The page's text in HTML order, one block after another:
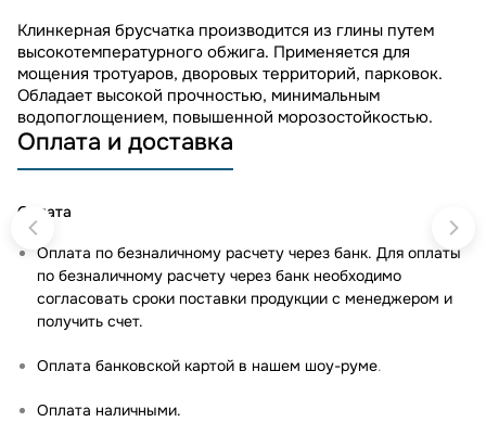
Клинкерная брусчатка производится из глины путем
высокотемпературного обжига. Применяется для
мощения тротуаров, дворовых территорий, парковок.
Обладает высокой прочностью, минимальным
водопоглощением, повышенной морозостойкостью.
Оплата и доставка
Оплата
Оплата по безналичному расчету через банк. Для оплаты
по безналичному расчету через банк необходимо
согласовать сроки поставки продукции с менеджером и
получить счет.
Оплата банковской картой в нашем шоу-руме.
Оплата наличными.